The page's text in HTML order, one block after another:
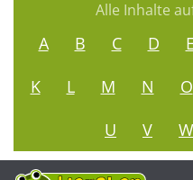
Alle Inhalte
A B C D E
K
L M N O
U
V W